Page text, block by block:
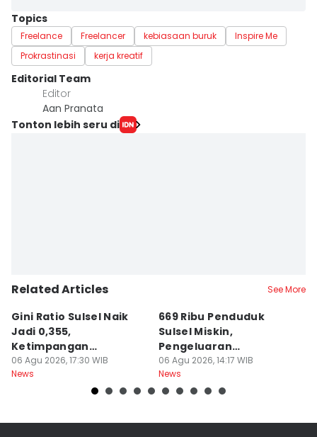
Topics
Freelance Freelancer kebiasaan buruk
Inspire Me
Prokrastinasi
kerja kreatif
Editorial Team
Editor
Aan Pranata
Tonton lebih seru di
Related Articles See More
Gini Ratio Sulsel Naik
Jadi 0,355,
Ketimpangan
Perdesaan Meningkat
06 Agu 2026, 17:30 WIB
News
669 Ribu Penduduk
Sulsel Miskin,
Pengeluaran
Terbesarnya Rokok
06 Agu 2026, 14:17 WIB
News